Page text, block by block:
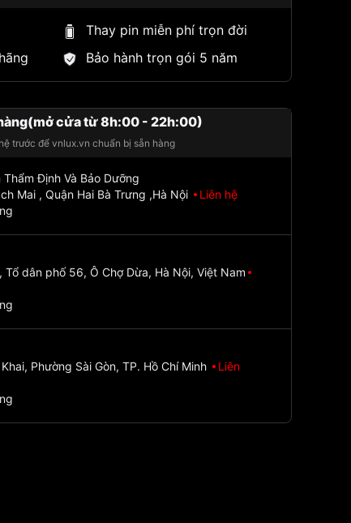
Thay pin miễn phí trọn đời
Bảo hành trọn gói 5 năm
cửa từ 8h:00 - 22h:00)
trước để vnlux.vn chuẩn bị sẵn hàng
Định Và Bảo Dưỡng
Mai , Quận Hai Bà Trưng ,Hà Nội
Liên hệ
Tổ dân phố 56, Ô Chợ Dừa, Hà Nội, Việt Nam
Phường Sài Gòn, TP. Hồ Chí Minh
Liên